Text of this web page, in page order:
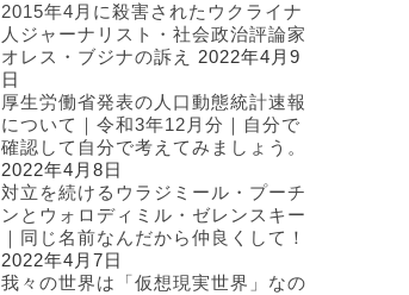
2015年4月に殺害されたウクライナ
人ジャーナリスト・社会政治評論家
オレス・ブジナの訴え
2022年4月9
日
厚生労働省発表の人口動態統計速報
について｜令和3年12月分｜自分で
確認して自分で考えてみましょう。
2022年4月8日
対立を続けるウラジミール・プーチ
ンとウォロディミル・ゼレンスキー
｜同じ名前なんだから仲良くして！
2022年4月7日
我々の世界は「仮想現実世界」なの